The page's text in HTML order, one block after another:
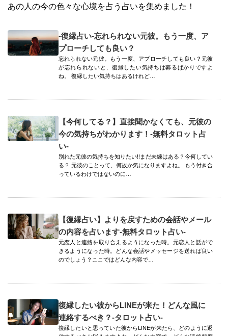
あの人の今の色々な心境を占う占いを集めました！
-復縁占い-忘れられない元彼。もう一度、ア
プローチしても良い？
忘れられない元彼。もう一度、アプローチしても良い？元彼
が忘れられないと、復縁したい気持ちは募るばかりですよ
ね。 復縁したい気持ちはあるけれど…
【今何してる？】直接聞かなくても、元彼の
今の気持ちがわかります！-無料タロット占
い-
別れた元彼の気持ちを知りたい!!まだ未練はある？今何してい
る？ 元彼のことって、何故か気になりますよね。 もう付き合
っているわけではないのに…
【復縁占い】よりを戻すための会話やメール
の内容を占います-無料タロット占い-
元恋人と連絡を取り合えるようになった時。元恋人と話がで
きるようになった時。どんな会話やメッセージを送れば良い
のでしょう？ここではどんな内容で…
復縁したい彼からLINEが来た！どんな風に
連絡するべき？-タロット占い-
復縁したいと思っていた彼からLINEが来たら、どのように返